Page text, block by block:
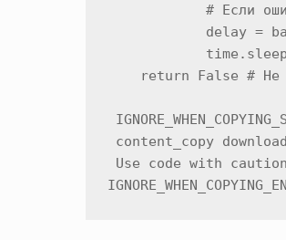
# Если
delay =
return False #
content_copy download
Use code with